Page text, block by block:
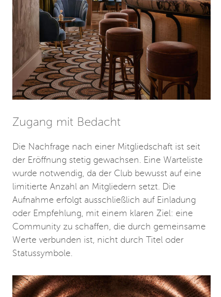
Zugang mit Bedacht
Die Nachfrage nach einer Mitgliedschaft ist seit
der Eröffnung stetig gewachsen. Eine Warteliste
wurde notwendig, da der Club bewusst auf eine
limitierte Anzahl an Mitgliedern setzt. Die
Aufnahme erfolgt ausschließlich auf Einladung
oder Empfehlung, mit einem klaren Ziel: eine
Community zu schaffen, die durch gemeinsame
Werte verbunden ist, nicht durch Titel oder
Statussymbole.